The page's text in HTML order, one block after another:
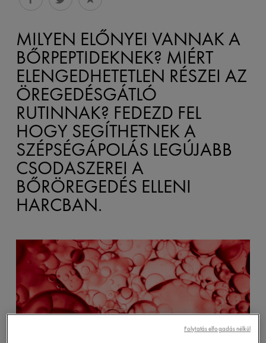
MILYEN ELŐNYEI VANNAK A
BŐRPEPTIDEKNEK? MIÉRT
ELENGEDHETETLEN RÉSZEI AZ
ÖREGEDÉSGÁTLÓ
RUTINNAK? FEDEZD FEL
HOGY SEGÍTHETNEK A
SZÉPSÉGÁPOLÁS LEGÚJABB
CSODASZEREI A
BŐRÖREGEDÉS ELLENI
HARCBAN.
Folytatás elfogadás nélkül